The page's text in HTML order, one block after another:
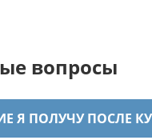
вопросы
Я ПОЛУЧУ ПОСЛЕ